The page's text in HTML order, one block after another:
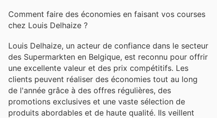
Comment faire des économies en faisant vos courses
chez Louis Delhaize ?
Louis Delhaize, un acteur de confiance dans le secteur
des Supermarkten en Belgique, est reconnu pour offrir
une excellente valeur et des prix compétitifs. Les
clients peuvent réaliser des économies tout au long
de l'année grâce à des offres régulières, des
promotions exclusives et une vaste sélection de
produits abordables et de haute qualité. Ils veillent